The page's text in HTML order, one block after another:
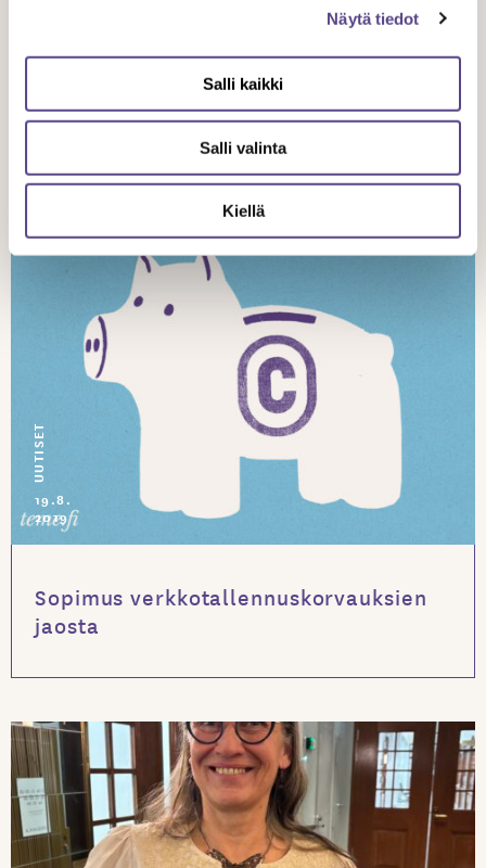
Näytä tiedot
Salli kaikki
Salli valinta
Kiellä
AVEKin rahoituksen puolittuminen olisi
kova isku audiovisuaaliselle alalle
UUTISET
19.8.
2019
Sopimus verkkotallennuskorvauksien
jaosta